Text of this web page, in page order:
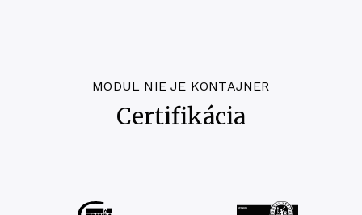
MODUL NIE JE KONTAJNER
Certifikácia